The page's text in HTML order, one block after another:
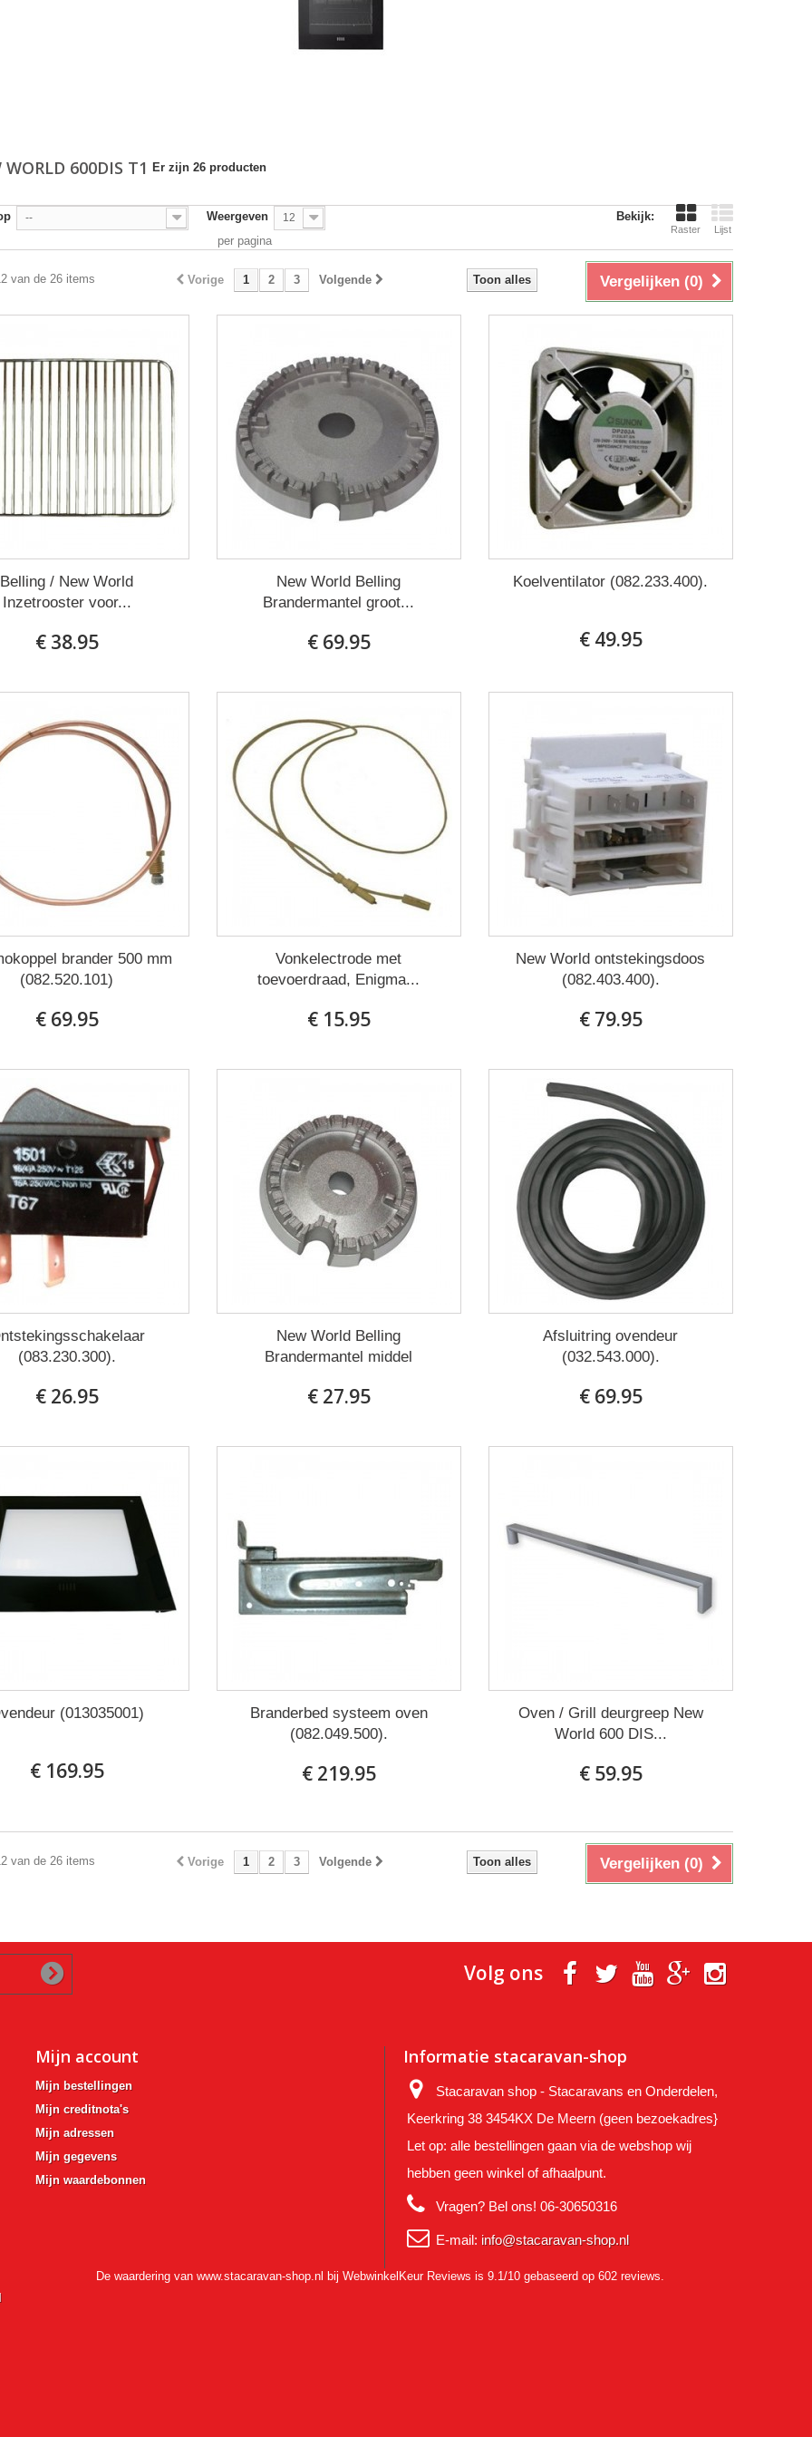
WORLD 600DIS T1 Er zijn 26 producten
Bekijk:
Raster Lijst
-- Weergeven 12
per pagina
Vergelijken (0)
Toon alles
Vorige 1 2 3 Volgende
van de 26 items
Belling / New World
Inzetrooster voor...
€ 38.95
New World Belling
Brandermantel groot...
€ 69.95
Koelventilator (082.233.400).
€ 49.95
brander 500 mm
(082.520.101)
€ 69.95
Vonkelectrode met
toevoerdraad, Enigma...
€ 15.95
New World ontstekingsdoos
(082.403.400).
€ 79.95
(083.230.300).
€ 26.95
New World Belling
Brandermantel middel
€ 27.95
Afsluitring ovendeur
(032.543.000).
€ 69.95
(013035001)
€ 169.95
Branderbed systeem oven
(082.049.500).
€ 219.95
Oven / Grill deurgreep New
World 600 DIS...
€ 59.95
Vergelijken (0)
Toon alles
Vorige 1 2 3 Volgende
van de 26 items
Volg ons
Mijn account
Mijn bestellingen
Mijn creditnota's
Mijn adressen
Mijn gegevens
Mijn waardebonnen
Informatie stacaravan-shop
Stacaravan shop - Stacaravans en Onderdelen,
Keerkring 38 3454KX De Meern (geen bezoekadres}
Let op: alle bestellingen gaan via de webshop wij
hebben geen winkel of afhaalpunt.
Vragen? Bel ons! 06-30650316
E-mail: info@stacaravan-shop.nl
De waardering van www.stacaravan-shop.nl bij WebwinkelKeur Reviews is 9.1/10 gebaseerd op 602 reviews.